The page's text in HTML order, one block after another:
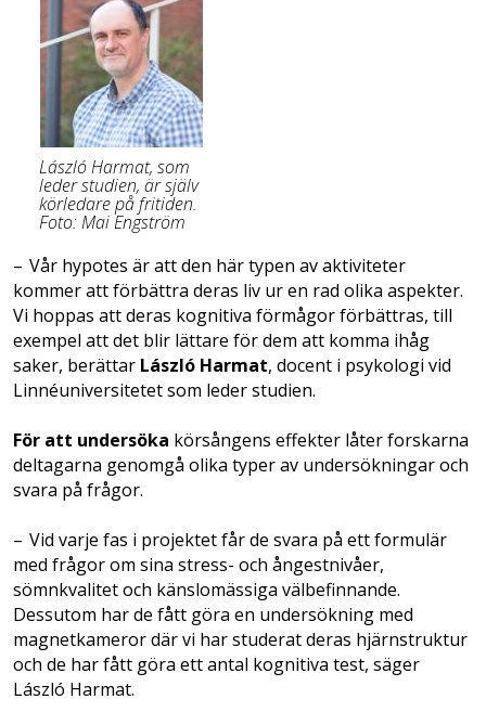
László Harmat, som
leder studien, är själv
­körledare på fritiden.
Foto: Mai Engström
– Vår hypotes är att den här typen av ak­tiviteter
kommer att förbättra deras liv ur en rad olika aspekter.
Vi hoppas att deras kognitiva förmågor förbättras, till
exempel att det blir lättare för dem att komma ihåg
saker, berättar László Harmat, docent i psykologi vid
Linné­universitetet som leder studien.
För att undersöka körsångens effekter låter forskarna
deltagarna genomgå olika typer av undersökningar och
svara på frågor.
– Vid varje fas i projektet får de svara på ett formulär
med frågor om sina stress- och ångest­nivåer,
sömnkvalitet och känslo­mässiga välbefinnande.
Dessutom har de fått göra en undersökning med
magnetkameror där vi har studerat deras hjärnstruktur
och de har fått göra ett antal kognitiva test, säger
László Harmat.